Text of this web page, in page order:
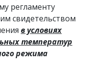
регламенту
свидетельством
в условиях
температур
режима